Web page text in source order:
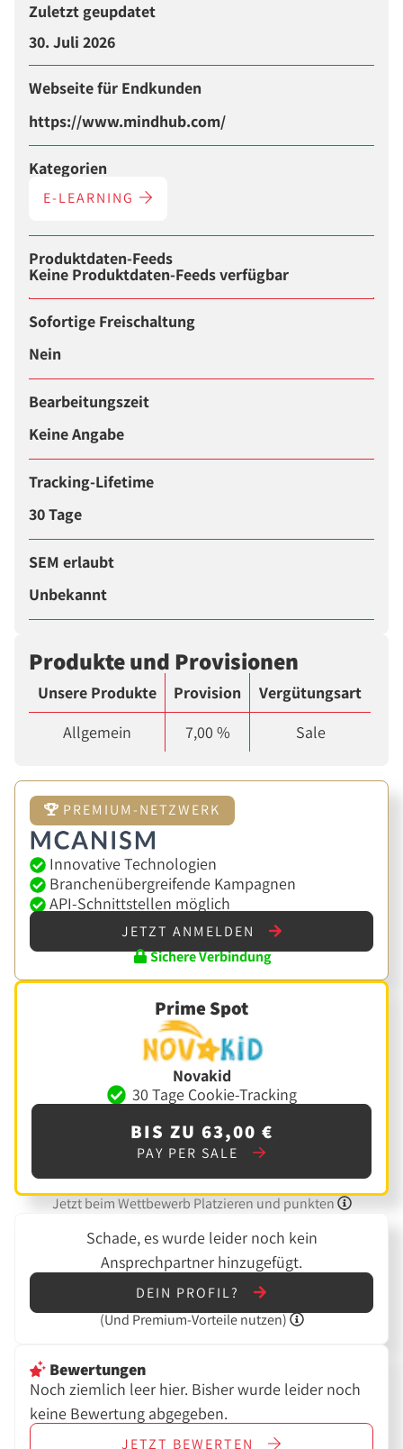
Zuletzt geupdatet
30. Juli 2026
Webseite für Endkunden
https://www.mindhub.com/
Kategorien
E-LEARNING
Produktdaten-Feeds
Keine Produktdaten-Feeds verfügbar
Sofortige Freischaltung
Nein
Bearbeitungszeit
Keine Angabe
Tracking-Lifetime
30 Tage
SEM erlaubt
Unbekannt
Produkte und Provisionen
Unsere Produkte Provision
Vergütungsart
Allgemein
7,00 % Sale
PREMIUM-NETZWERK
Innovative Technologien
Branchenübergreifende Kampagnen
API-Schnittstellen möglich
JETZT ANMELDEN
Sichere Verbindung
Prime Spot
Novakid
30 Tage Cookie-Tracking
BIS ZU 63,00 €
PAY PER SALE
Jetzt beim Wettbewerb Platzieren und punkten
Schade, es wurde leider noch kein
Ansprechpartner hinzugefügt.
DEIN PROFIL?
(Und Premium-Vorteile nutzen)
Bewertungen
Noch ziemlich leer hier. Bisher wurde leider noch
keine Bewertung abgegeben.
JETZT BEWERTEN